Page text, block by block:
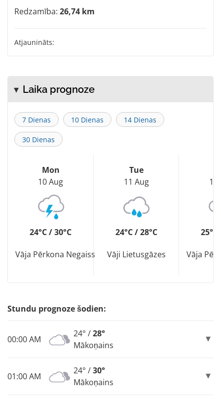
Redzamība: 26,74 km
Atjaunināts:
Laika prognoze
7 Dienas 10 Dienas 14 Dienas
30 Dienas
Mon
10 Aug
24°C / 30°C
Vāja Pērkona Negaiss
Tue
11 Aug
24°C / 28°C
Vāji Lietusgāzes
12
25°C
Vāja
Stundu prognoze šodien:
00:00 AM
24° /28°
Mākoņains
01:00 AM
24° /30°
Mākoņains